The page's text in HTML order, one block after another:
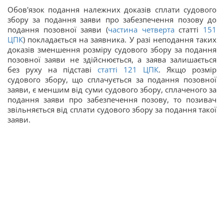
Обов'язок подання належних доказів сплати судового
збору за подання заяви про забезпечення позову до
подання позовної заяви (частина четверта статті 151
ЦПК) покладається на заявника. У разі неподання таких
доказів зменшення розміру судового збору за подання
позовної заяви не здійснюється, а заява залишається
без руху на підставі статті 121 ЦПК. Якщо розмір
судового збору, що сплачується за подання позовної
заяви, є меншим від суми судового збору, сплаченого за
подання заяви про забезпечення позову, то позивач
звільняється від сплати судового збору за подання такої
заяви.